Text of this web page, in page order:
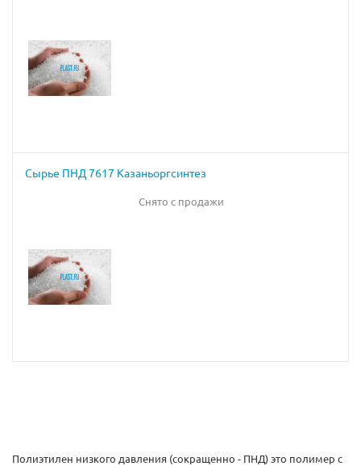
Сырье ПНД 7617 Казаньоргсинтез
Снято с продажи
Полиэтилен низкого давления (сокращенно - ПНД) это полимер с